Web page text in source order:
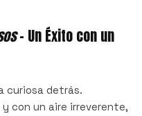
– Un Éxito con un
curiosa detrás.
con un aire irreverente,